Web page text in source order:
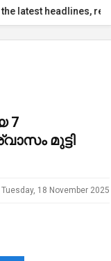
latest headlines,
7
മുട്ടി
18 November 2025